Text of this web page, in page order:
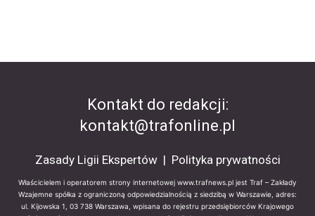
Kontakt do redakcji:
kontakt@trafonline.pl
Zasady Ligii Ekspertów| Polityka prywatności
Właścicielem i operatorem strony internetowej www.trafnews.pl jest Traf – Zakłady
Wzajemne spółka z ograniczoną odpowiedzialnością z siedzibą w Warszawie, adres:
ul. Kijowska 1, 03 738 Warszawa, wpisana do rejestru przedsiębiorców Krajowego